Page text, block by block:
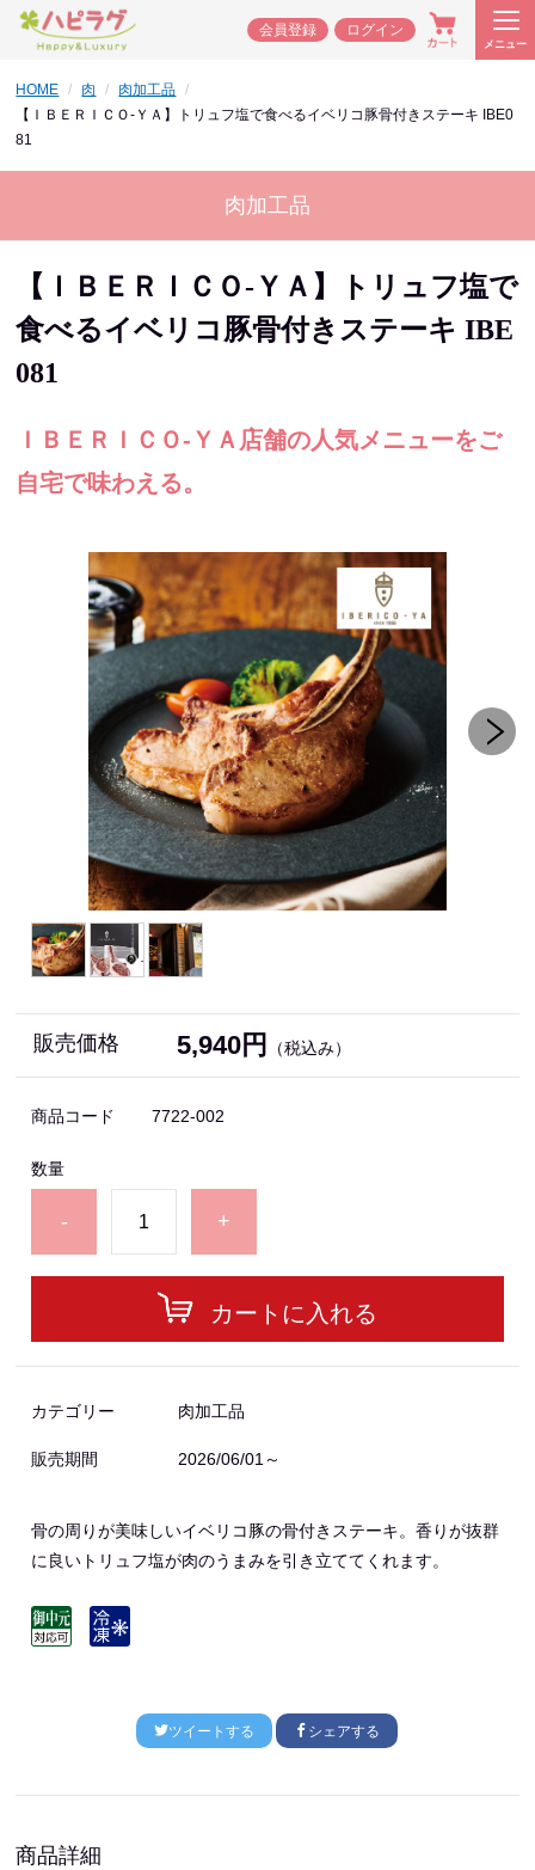
会員登録 ログイン
メニュー
HOME 肉
肉加工品
【ＩＢＥＲＩＣＯ-ＹＡ】トリュフ塩で食べるイベリコ豚骨付きステーキ IBE0
81
肉加工品
【ＩＢＥＲＩＣＯ-ＹＡ】トリュフ塩で
食べるイベリコ豚骨付きステーキ IBE
081
ＩＢＥＲＩＣＯ-ＹＡ店舗の人気メニューをご
自宅で味わえる。
販売価格 5,940円 （税込み）
商品コード 7722-002
数量
- +
カートに入れる
カテゴリー 肉加工品
販売期間 2026/06/01～
骨の周りが美味しいイベリコ豚の骨付きステーキ。香りが抜群
に良いトリュフ塩が肉のうまみを引き立ててくれます。
ツイートする シェアする
商品詳細